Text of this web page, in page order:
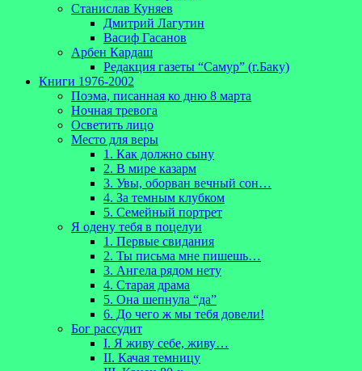
Станислав Куняев
Дмитрий Лагутин
Васиф Гасанов
Арбен Кардаш
Редакция газеты “Самур” (г.Баку)
Книги 1976-2002
Поэма, писанная ко дню 8 марта
Ночная тревога
Осветить лицо
Место для веры
1. Как должно сыну
2. В мире казарм
3. Увы, оборван вечный сон…
4. За темным клубком
5. Семейный портрет
Я одену тебя в поцелуи
1. Первые свидания
2. Ты письма мне пишешь…
3. Ангела рядом нету
4. Старая драма
5. Она шепнула “да”
6. До чего ж мы тебя довели!
Бог рассудит
I. Я живу себе, живу…
II. Качая темницу